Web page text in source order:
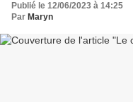
Publié le 12/06/2023 à 14:25
Par Maryn